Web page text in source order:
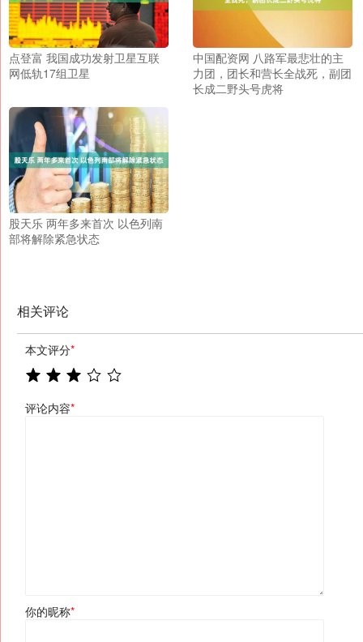
点登富 我国成功发射卫星互联
网低轨17组卫星
中国配资网 八路军最悲壮的主
力团，团长和营长全战死，副团
长成二野头号虎将
股天乐 两年多来首次 以色列南
部将解除紧急状态
相关评论
本文评分*
评论内容*
你的昵称*